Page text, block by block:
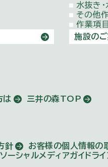
水抜き
その他
作業項
施設の
は 三井の森TOP
針 お客様の個人情報の
ソーシャルメディアガイドライ